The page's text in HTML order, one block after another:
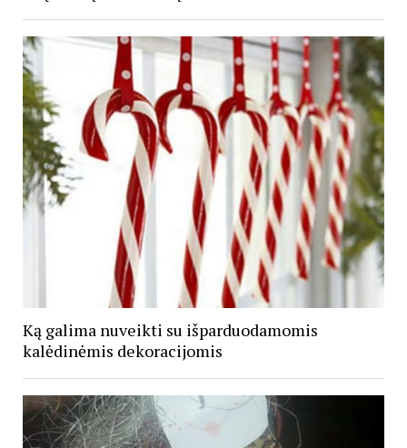
Ką galima nuveikti su išparduodamomis
kalėdinėmis dekoracijomis